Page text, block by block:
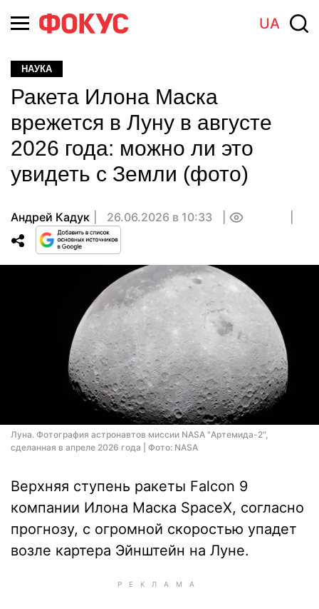
UA
НАУКА
Ракета Илона Маска
врежется в Луну в августе
2026 года: можно ли это
увидеть с Земли (фото)
Андрей Кадук 26.06.2026 в 10:33
Луна. Фотография астронавтов миссии NASA "Артемида-2",
сделанная в апреле 2026 года | Фото: NASA
Верхняя ступень ракеты Falcon 9
компании Илона Маска SpaceX, согласно
прогнозу, с огромной скоростью упадет
возле картера Эйнштейн на Луне.